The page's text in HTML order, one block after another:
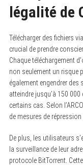
légalité de
Télécharger des fichiers
crucial de prendre
Chaque téléchargement
non seulement un risque
également engendrer
atteindre jusqu’à 150
certains cas. Selon
de mesures de répression
De plus, les utilisateurs
la surveillance de leur
protocole BitTorrent.